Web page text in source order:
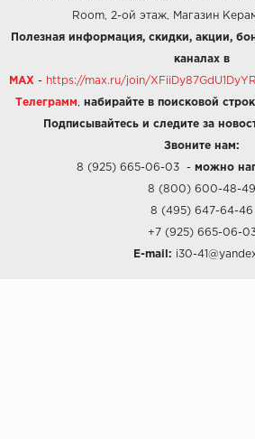
Room, 2-ой этаж, Магазин
Полезная информация, скидки, акции,
каналах в
MAX - https://max.ru/join/
Телеграмм набирайте в поисковой
Подписывайтесь и следите за
Звоните нам:
8 (925) 665-06-03- можно
8 (800) 600-48-49
8 (495) 647-64-46
+7 (925) 665-06-
E-mail: i30-